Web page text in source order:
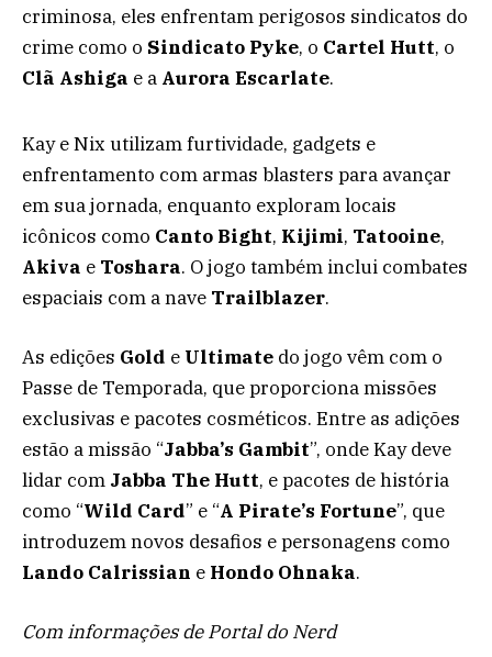
criminosa, eles enfrentam perigosos sindicatos do
crime como o Sindicato Pyke, o Cartel Hutt, o
Clã Ashiga e a Aurora Escarlate.
Kay e Nix utilizam furtividade, gadgets e
enfrentamento com armas blasters para avançar
em sua jornada, enquanto exploram locais
icônicos como Canto Bight, Kijimi, Tatooine,
Akiva e Toshara. O jogo também inclui combates
espaciais com a nave Trailblazer.
As edições Gold e Ultimate do jogo vêm com o
Passe de Temporada, que proporciona missões
exclusivas e pacotes cosméticos. Entre as adições
estão a missão “Jabba’s Gambit”, onde Kay deve
lidar com Jabba The Hutt, e pacotes de história
como “Wild Card” e “A Pirate’s Fortune”, que
introduzem novos desafios e personagens como
Lando Calrissian e Hondo Ohnaka.
Com informações de Portal do Nerd